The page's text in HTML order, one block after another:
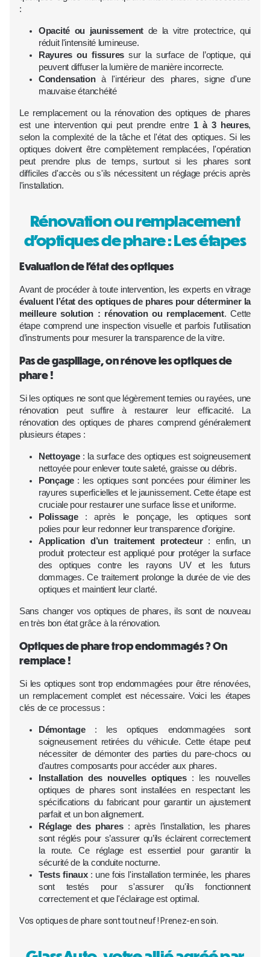
:
Opacité ou jaunissement de la vitre protectrice, qui
réduit l'intensité lumineuse.
Rayures ou fissures sur la surface de l’optique, qui
peuvent diffuser la lumière de manière incorrecte.
Condensationà l'intérieur des phares, signe d'une
mauvaise étanchéité
Le remplacement ou la rénovation des optiques de phares
est une intervention qui peut prendre entre 1 à 3 heures,
selon la complexité de la tâche et l'état des optiques. Si les
optiques doivent être complètement remplacées, l'opération
peut prendre plus de temps, surtout si les phares sont
difficiles d'accès ou s'ils nécessitent un réglage précis après
l'installation.
Rénovation ou remplacement
d'optiques de phare : Les étapes
Evaluation de l'état des optiques
Avant de procéder à toute intervention, les experts en vitrage
évaluent l’état des optiques de phares pour déterminer la
meilleure solution : rénovation ou remplacement. Cette
étape comprend une inspection visuelle et parfois l’utilisation
d’instruments pour mesurer la transparence de la vitre.
Pas de gaspillage, on rénove les optiques de
phare !
Si les optiques ne sont que légèrement ternies ou rayées, une
rénovation peut suffire à restaurer leur efficacité. La
rénovation des optiques de phares comprend généralement
plusieurs étapes :
Nettoyage: la surface des optiques est soigneusement
nettoyée pour enlever toute saleté, graisse ou débris.
Ponçage : les optiques sont poncées pour éliminer les
rayures superficielles et le jaunissement. Cette étape est
cruciale pour restaurer une surface lisse et uniforme.
Polissage: après le ponçage, les optiques sont
polies pour leur redonner leur transparence d’origine.
Application d’un traitement protecteur: enfin, un
produit protecteur est appliqué pour protéger la surface
des optiques contre les rayons UV et les futurs
dommages. Ce traitement prolonge la durée de vie des
optiques et maintient leur clarté.
Sans changer vos optiques de phares, ils sont de nouveau
en très bon état grâce à la rénovation.
Optiques de phare trop endommagés ? On
remplace !
Si les optiques sont trop endommagées pour être rénovées,
un remplacement complet est nécessaire. Voici les étapes
clés de ce processus :
Démontage: les optiques endommagées sont
soigneusement retirées du véhicule. Cette étape peut
nécessiter de démonter des parties du pare-chocs ou
d'autres composants pour accéder aux phares.
Installation des nouvelles optiques: les nouvelles
optiques de phares sont installées en respectant les
spécifications du fabricant pour garantir un ajustement
parfait et un bon alignement.
Réglage des phares: après l’installation, les phares
sont réglés pour s’assurer qu’ils éclairent correctement
la route. Ce réglage est essentiel pour garantir la
sécurité de la conduite nocturne.
Tests finaux: une fois l'installation terminée, les phares
sont testés pour s'assurer qu'ils fonctionnent
correctement et que l'éclairage est optimal.
Vos optiques de phare sont tout neuf ! Prenez-en soin.